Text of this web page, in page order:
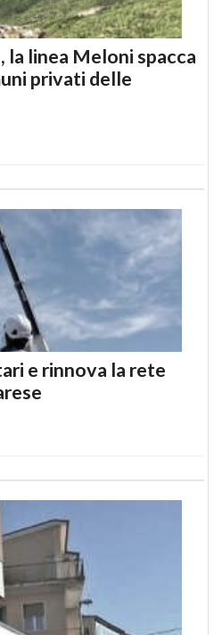
la linea Meloni spacca
privati delle
e rinnova la rete